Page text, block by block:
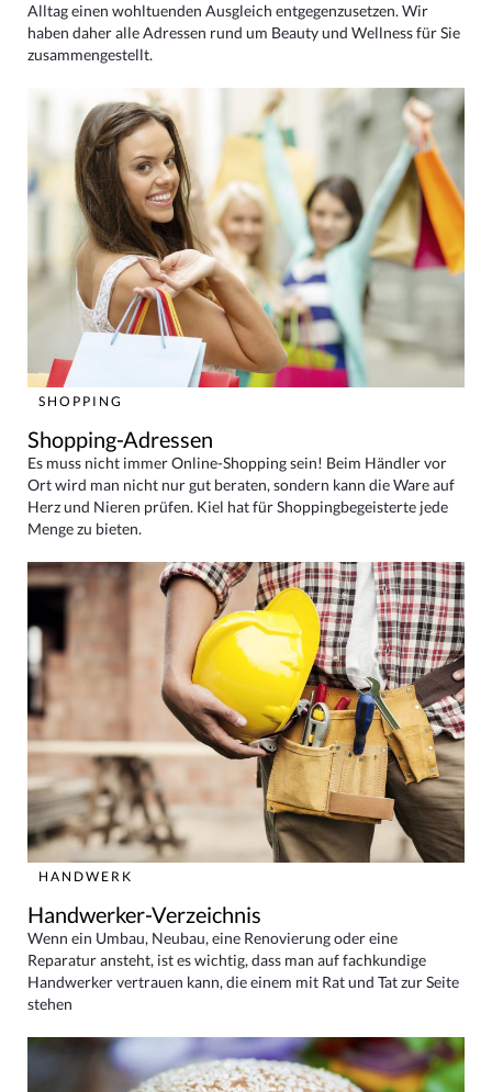
Alltag einen wohltuenden Ausgleich entgegenzusetzen. Wir
haben daher alle Adressen rund um Beauty und Wellness für Sie
zusammengestellt.
SHOPPING
Shopping-Adressen
Es muss nicht immer Online-Shopping sein! Beim Händler vor
Ort wird man nicht nur gut beraten, sondern kann die Ware auf
Herz und Nieren prüfen. Kiel hat für Shoppingbegeisterte jede
Menge zu bieten.
HANDWERK
Handwerker-Verzeichnis
Wenn ein Umbau, Neubau, eine Renovierung oder eine
Reparatur ansteht, ist es wichtig, dass man auf fachkundige
Handwerker vertrauen kann, die einem mit Rat und Tat zur Seite
stehen